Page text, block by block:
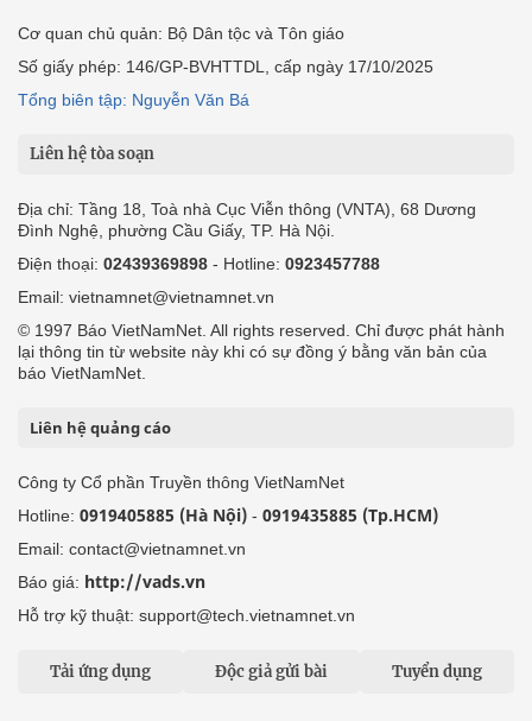
Cơ quan chủ quản: Bộ Dân tộc và Tôn giáo
Số giấy phép: 146/GP-BVHTTDL, cấp ngày 17/10/2025
Tổng biên tập: Nguyễn Văn Bá
Liên hệ tòa soạn
Địa chỉ: Tầng 18, Toà nhà Cục Viễn thông (VNTA), 68 Dương
Đình Nghệ, phường Cầu Giấy, TP. Hà Nội.
Điện thoại: 02439369898 - Hotline: 0923457788
Email: vietnamnet@vietnamnet.vn
© 1997 Báo VietNamNet. All rights reserved. Chỉ được phát hành
lại thông tin từ website này khi có sự đồng ý bằng văn bản của
báo VietNamNet.
Liên hệ quảng cáo
Công ty Cổ phần Truyền thông VietNamNet
Hotline: 0919405885 (Hà Nội) - 0919435885 (Tp.HCM)
Email: contact@vietnamnet.vn
Báo giá: http://vads.vn
Hỗ trợ kỹ thuật: support@tech.vietnamnet.vn
Tải ứng dụng Độc giả gửi bài Tuyển dụng